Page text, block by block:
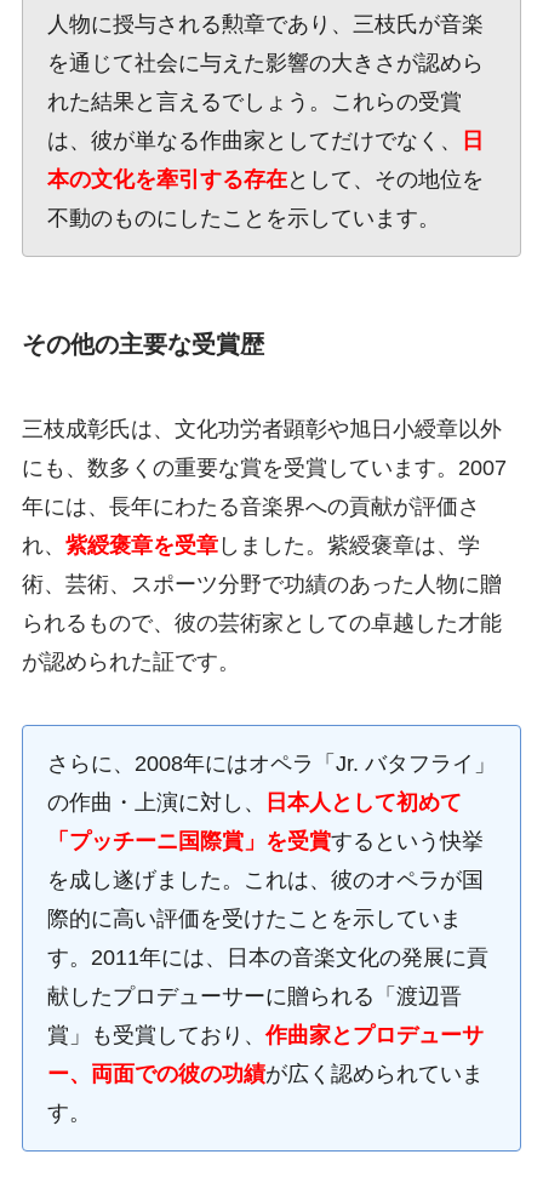
人物に授与される勲章であり、三枝氏が音楽
を通じて社会に与えた影響の大きさが認めら
れた結果と言えるでしょう。これらの受賞
は、彼が単なる作曲家としてだけでなく、
日
本の文化を牽引する存在として、その地位を
不動のものにしたことを示しています。
その他の主要な受賞歴
三枝成彰氏は、文化功労者顕彰や旭日小綬章以外
にも、数多くの重要な賞を受賞しています。2007
年には、長年にわたる音楽界への貢献が評価さ
れ、 紫綬褒章を受章しました。紫綬褒章は、学
術、芸術、スポーツ分野で功績のあった人物に贈
られるもので、彼の芸術家としての卓越した才能
が認められた証です。
さらに、2008年にはオペラ「Jr. バタフライ」
の作曲・上演に対し、
日本人として初めて
「プッチーニ国際賞」を受賞するという快挙
を成し遂げました。これは、彼のオペラが国
際的に高い評価を受けたことを示していま
す。2011年には、日本の音楽文化の発展に貢
献したプロデューサーに贈られる「渡辺晋
賞」も受賞しており、作曲家とプロデューサ
ー、両面での彼の功績が広く認められていま
す。